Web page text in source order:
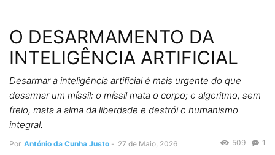
O DESARMAMENTO DA
INTELIGÊNCIA ARTIFICIAL
Desarmar a inteligência artificial é mais urgente do que
desarmar um míssil: o míssil mata o corpo; o algoritmo, sem
freio, mata a alma da liberdade e destrói o humanismo
integral.
Por António da Cunha Justo - 27 de Maio, 2026 1
509